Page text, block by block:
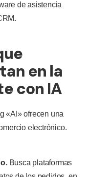
de asistencia
en la
con IA
«AI» ofrecen una
electrónico.
Busca plataformas